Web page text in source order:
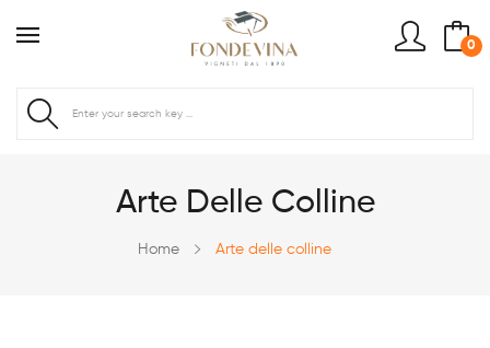
0
Arte Delle Colline
Home Arte delle colline